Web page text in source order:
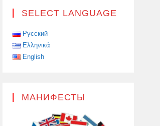
SELECT LANGUAGE
Русский
Ελληνικά
English
МАНИФЕСТЫ